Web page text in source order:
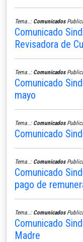
Tema..: Comunicados
Comunicado
Revisadora de
Tema..: Comunicados
Comunicado
mayo
Tema..: Comunicados
Comunicado
Tema..: Comunicados
Comunicado
pago de
Tema..: Comunicados
Comunicado
Madre